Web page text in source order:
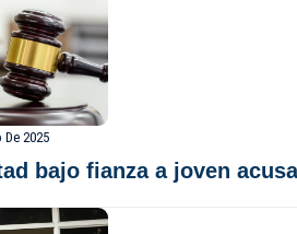
De 2025
bajo fianza a joven